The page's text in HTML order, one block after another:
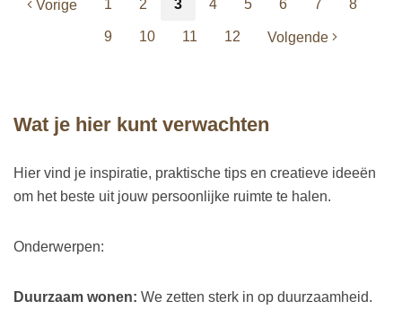
Vorige 1 2 3 4 5 6 7 8
9 10 11 12 Volgende
Wat je hier kunt verwachten
Hier vind je inspiratie, praktische tips en creatieve ideeën
om het beste uit jouw persoonlijke ruimte te halen.
Onderwerpen:
Duurzaam wonen: We zetten sterk in op duurzaamheid.